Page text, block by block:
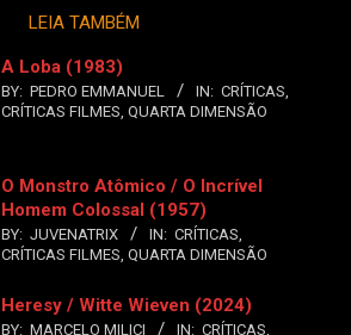
LEIA TAMBÉM
A Loba (1983)
BY: PEDRO EMMANUEL IN: CRÍTICAS
CRÍTICAS FILMES QUARTA DIMENSÃO
O Monstro Atômico / O Incrível
Homem Colossal (1957)
BY: JUVENATRIX IN: CRÍTICAS
CRÍTICAS FILMES QUARTA DIMENSÃO
Heresy / Witte Wieven (2024)
BY: MARCELO MILICI IN: CRÍTICAS